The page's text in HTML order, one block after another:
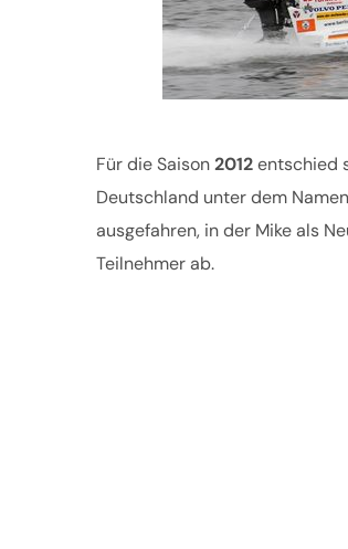
Für die Saison2012entschied
Deutschland unter dem
ausgefahren, in der Mike als
Teilnehmer ab.